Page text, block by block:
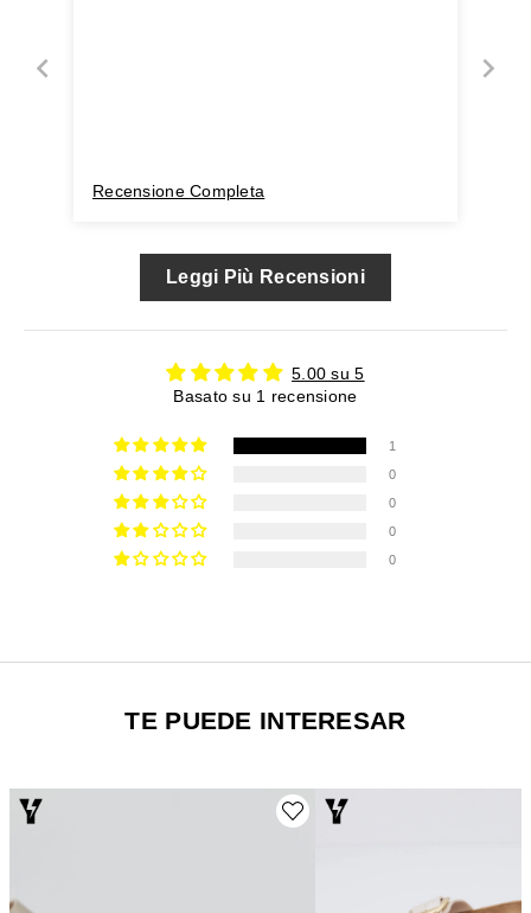
Recensione Completa
Leggi Più Recensioni
5.00 su 5
Basato su 1 recensione
1
0
0
0
0
TE PUEDE INTERESAR